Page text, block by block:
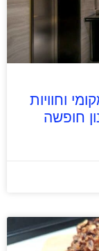
וחוויות
חופשה